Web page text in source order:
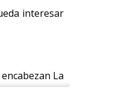
interesar
La